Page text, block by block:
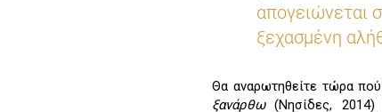
απογειώνεται
ξεχασμένη
Θα αναρωτηθείτε τώρα
ξανάρθω(Νησίδες, 2014)